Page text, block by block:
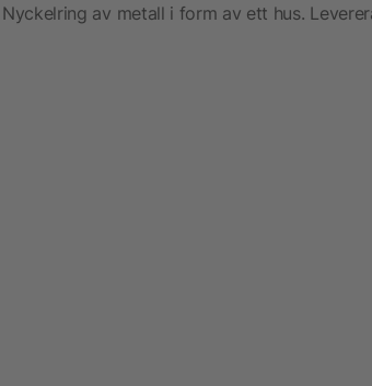
Nyckelring av metall i form av ett hus.